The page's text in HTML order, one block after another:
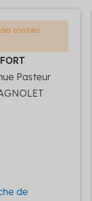
combles
Pasteur
de